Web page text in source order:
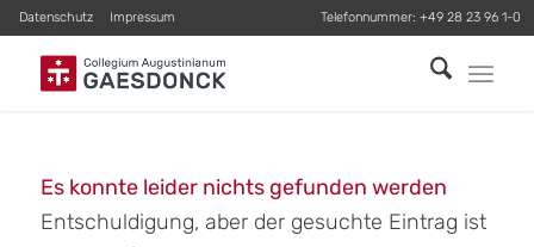
Datenschutz Impressum Telefonnummer: +49 28 23 96 1-0
Es konnte leider nichts gefunden werden
Entschuldigung, aber der gesuchte Eintrag ist